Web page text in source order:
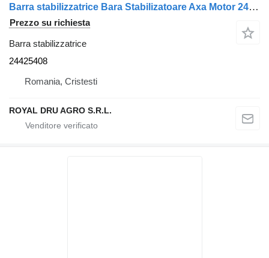
Barra stabilizzatrice Bara Stabilizatoare Axa Motor 24425408 per camion Volvo 19
Prezzo su richiesta
Barra stabilizzatrice
24425408
Romania, Cristesti
ROYAL DRU AGRO S.R.L.